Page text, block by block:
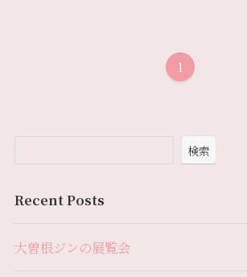
1
検索
Recent Posts
大曽根ジンの展覧会